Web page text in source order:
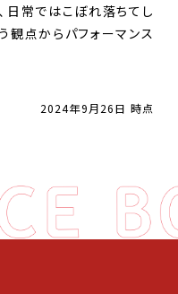
DANCE BOXとは
イベント
日常ではこぼれ落ちてし
観点からパフォーマンス
2024年9月26日 時点